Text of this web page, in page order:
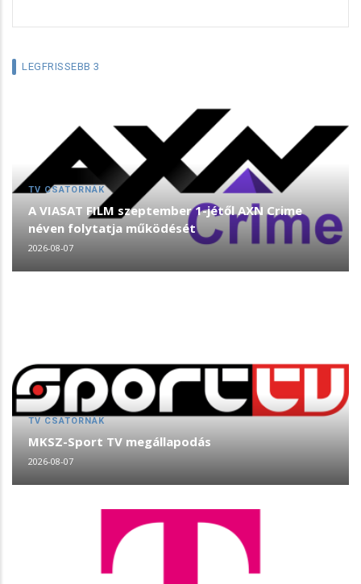
LEGFRISSEBB 3
TV CSATORNÁK
A VIASAT FILM szeptember 1-jétől AXN Crime
néven folytatja működését
2026-08-07
TV CSATORNÁK
MKSZ-Sport TV megállapodás
2026-08-07